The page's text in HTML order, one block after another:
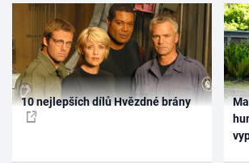
10 nejlepších dílů Hvězdné brány